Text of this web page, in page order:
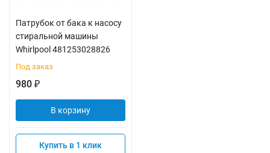
Патрубок от бака к насосу
стиральной машины
Whirlpool 481253028826
Под заказ
980 ₽
В корзину
Купить в 1 клик